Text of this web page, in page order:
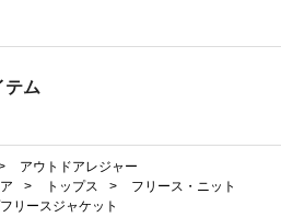
テム
アウトドアレジャー
> トップス >
フリース・ニット
リースジャケット